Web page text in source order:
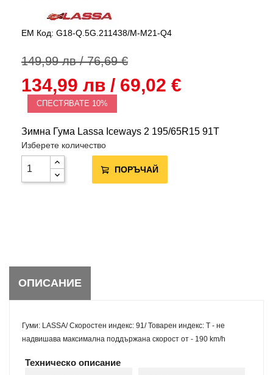
EM Код: G18-Q.5G.211438/M-M21-Q4
149,99 лв / 76,69 €
134,99 лв / 69,02 €
СПЕСТЯВАТЕ 10%
Зимна Гума Lassa Iceways 2 195/65R15 91T
Изберете количество
ПОРЪЧАЙ
ОПИСАНИЕ
Гуми: LASSA/ Скоростен индекс: 91/ Товарен индекс: T - не
надвишава максимална поддържана скорост от - 190 km/h
Техническо описание